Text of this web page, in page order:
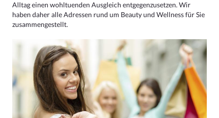
Alltag einen wohltuenden Ausgleich entgegenzusetzen. Wir
haben daher alle Adressen rund um Beauty und Wellness für Sie
zusammengestellt.